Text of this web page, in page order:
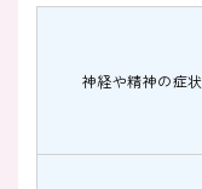
神経や精神の症状